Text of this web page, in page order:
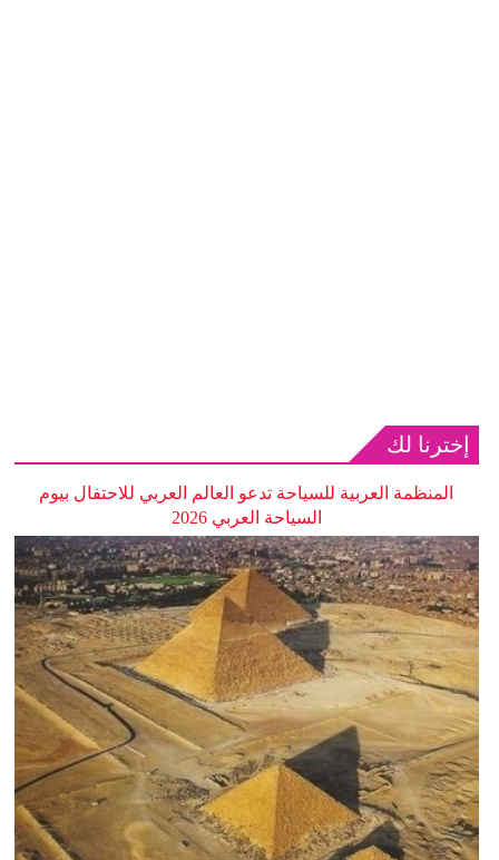
إخترنا لك
المنظمة العربية للسياحة تدعو العالم العربي للاحتفال بيوم
السياحة العربي 2026